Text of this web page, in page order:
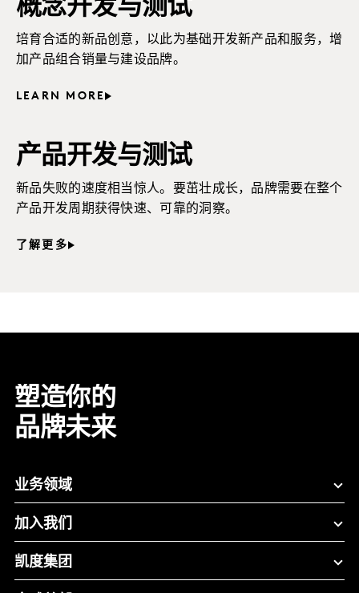
概念开发与测试
培育合适的新品创意，以此为基础开发新产品和服务，增
加产品组合销量与建设品牌。
LEARN MORE
产品开发与测试
新品失败的速度相当惊人。要茁壮成长，品牌需要在整个
产品开发周期获得快速、可靠的洞察。
了解更多
塑造你的
品牌未来
业务领域
加入我们
凯度集团